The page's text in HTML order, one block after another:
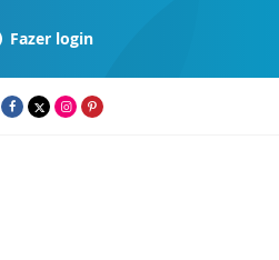
Fazer login